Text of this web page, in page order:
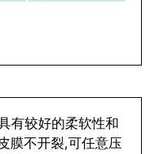
有较好的柔软性和
膜不开裂,可任意压